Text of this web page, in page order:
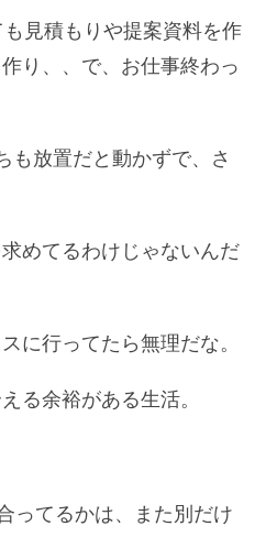
見積もりや提案資料を作
り、、で、お仕事終わっ
も放置だと動かずで、さ
めてるわけじゃないんだ
に行ってたら無理だな。
る余裕がある生活。
ってるかは、また別だけ